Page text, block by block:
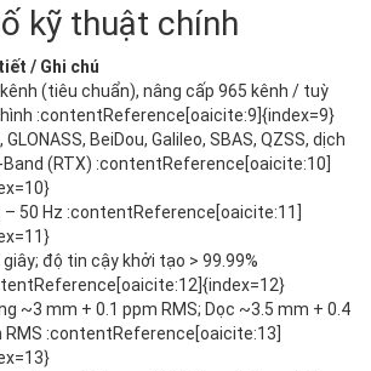
kỹ thuật chính
/ Ghi chú
(tiêu chuẩn), nâng cấp 965 kênh / tuỳ
:contentReference[oaicite:9]{index=9}
GLONASS, BeiDou, Galileo, SBAS, QZSS, dịch
(RTX) :contentReference[oaicite:10]
– 50 Hz :contentReference[oaicite:11]
giây; độ tin cậy khởi tạo > 99.99%
~3 mm + 0.1 ppm RMS; Dọc ~3.5 mm + 0.4
RMS :contentReference[oaicite:13]